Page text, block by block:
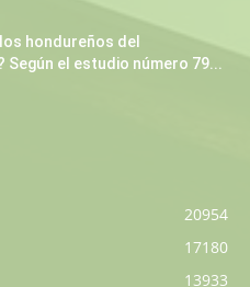
hondureños del
Según el estudio número 79...
20954
17180
13933